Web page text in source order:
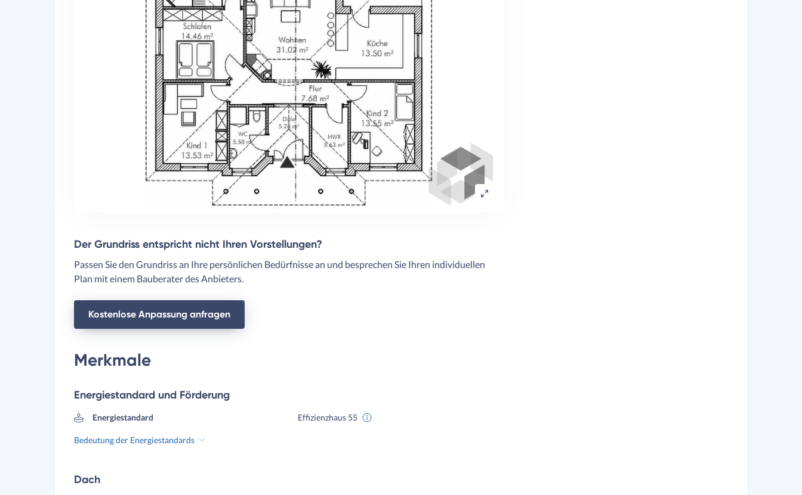
Der Grundriss entspricht nicht Ihren Vorstellungen?
Passen Sie den Grundriss an Ihre persönlichen Bedürfnisse an und besprechen Sie Ihren individuellen
Plan mit einem Bauberater des Anbieters.
Kostenlose Anpassung anfragen
Merkmale
Energiestandard und Förderung
Energiestandard Effizienzhaus 55
Bedeutung der Energiestandards
Dach